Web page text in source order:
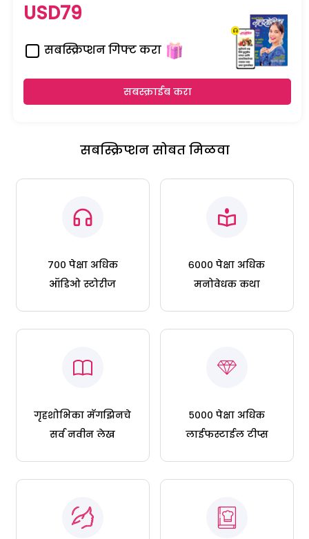
USD79
सबस्क्रिप्शन गिफ्ट करा
सबस्क्राईब करा
सबस्क्रिप्शन सोबत मिळवा
७०० पेक्षा अधिक
ऑडिओ स्टोरीज
६००० पेक्षा अधिक
मनोवेधक कथा
गृहशोभिका मॅगझिनचे
सर्व नवीन लेख
५००० पेक्षा अधिक
लाईफस्टाईल टीप्स